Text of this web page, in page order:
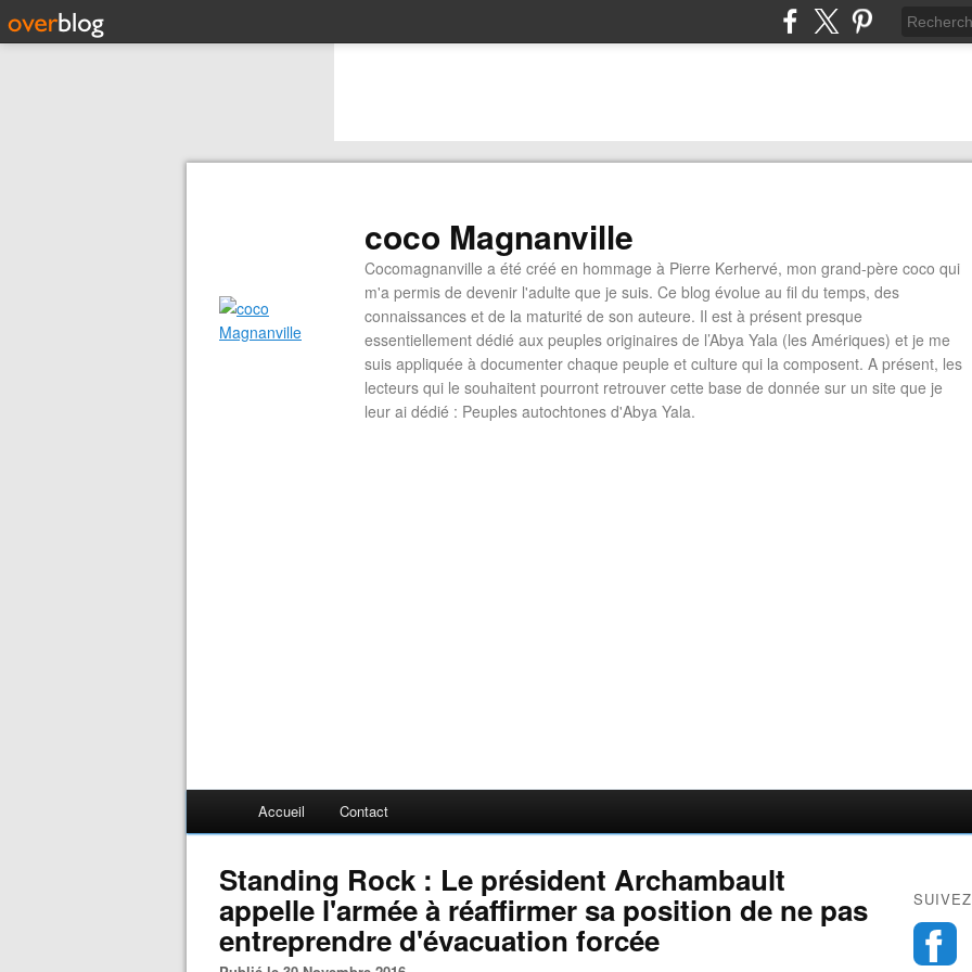
coco Magnanville
Cocomagnanville a été créé en hommage à Pierre Kerhervé, mon grand-père coco qui
m'a permis de devenir l'adulte que je suis. Ce blog évolue au fil du temps, des
connaissances et de la maturité de son auteure. Il est à présent presque
essentiellement dédié aux peuples originaires de l’Abya Yala (les Amériques) et je me
suis appliquée à documenter chaque peuple et culture qui la composent. A présent, les
lecteurs qui le souhaitent pourront retrouver cette base de donnée sur un site que je
leur ai dédié : Peuples autochtones d'Abya Yala.
Accueil Contact
Standing Rock : Le président Archambault
appelle l'armée à réaffirmer sa position de ne pas
entreprendre d'évacuation forcée